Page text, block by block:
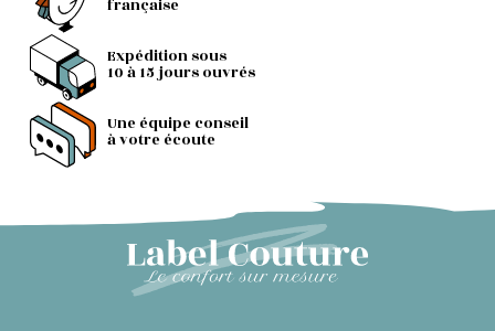
française
Expédition sous
10 à 15 jours ouvrés
Une équipe conseil
à votre écoute